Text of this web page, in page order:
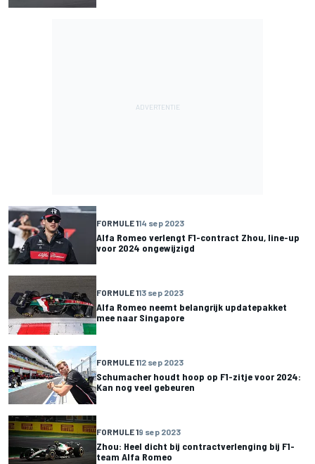
FORMULE 114 sep 2023
Alfa Romeo verlengt F1-contract Zhou, line-up
voor 2024 ongewijzigd
FORMULE 113 sep 2023
Alfa Romeo neemt belangrijk updatepakket
mee naar Singapore
FORMULE 112 sep 2023
Schumacher houdt hoop op F1-zitje voor 2024:
Kan nog veel gebeuren
FORMULE 19 sep 2023
Zhou: Heel dicht bij contractverlenging bij F1-
team Alfa Romeo